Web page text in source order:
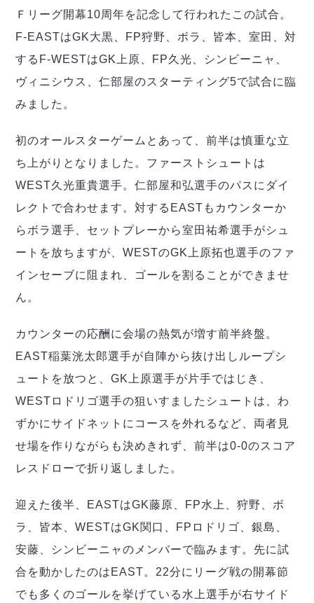
リガーレヴィア葛飾
Y．S．C．C．横浜
ヴィンセドール白山
アグレミーナ浜松
ポルセイド浜田
Ｆリーグ開幕10周年を記念して行われたこの試合。
F-EASTはGK大黒、FP狩野、ボラ、皆本、室田、対
するF-WESTはGK上原、FP久光、シンビーニャ、
ヴィニシウス、仁部屋のスターティング5で試合に臨
みました。
初のオールスターゲームとあって、前半は慎重な立
ち上がりとなりました。ファーストシュートは
WEST久光重貴選手。仁部屋和弘選手のパスにダイ
レクトで合わせます。対するEASTもカウンターか
らボラ選手、セットプレーから室田祐希選手がシュ
ートを放ちますが、WESTのGK上原拓也選手のファ
インセーブに阻まれ、ゴールを割ることができませ
ん。
カウンターの応酬に会場の熱気が増す前半終盤。
EAST稲葉洸太郎選手が自陣から抜け出しループシ
ュートを放つと、GK上原選手が片手ではじき、
WESTロドリゴ選手の狙いすましたシュートは、わ
ずかにサイドネットにコースを外れるなど、両者見
せ場を作りながらも決めきれず、前半は0-0のスコア
レスドローで折り返しました。
迎えた後半、EASTはGK藤原、FP水上、狩野、ボ
ラ、皆本、WESTはGK関口、FPロドリゴ、銀島、
安藤、シンビーニャのメンバーで臨みます。先に試
合を動かしたのはEAST。22分にリーグ戦の開幕節
でも多くのゴールを挙げている水上選手が右サイド